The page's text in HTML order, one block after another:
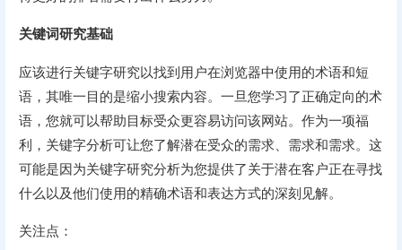
关键词研究基础
应该进行关键字研究以找到用户在浏览器中使用的术语和短
语，其唯一目的是缩小搜索内容。一旦您学习了正确定向的术
语，您就可以帮助目标受众更容易访问该网站。作为一项福
利，关键字分析可让您了解潜在受众的需求、需求和需求。这
可能是因为关键字研究分析为您提供了关于潜在客户正在寻找
什么以及他们使用的精确术语和表达方式的深刻见解。
关注点：